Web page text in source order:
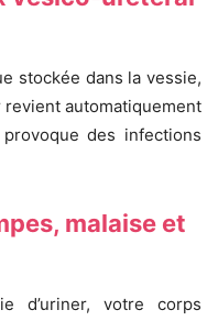
stockée dans la vessie,
revient automatiquement
des infections
malaise et
d’uriner, votre corps